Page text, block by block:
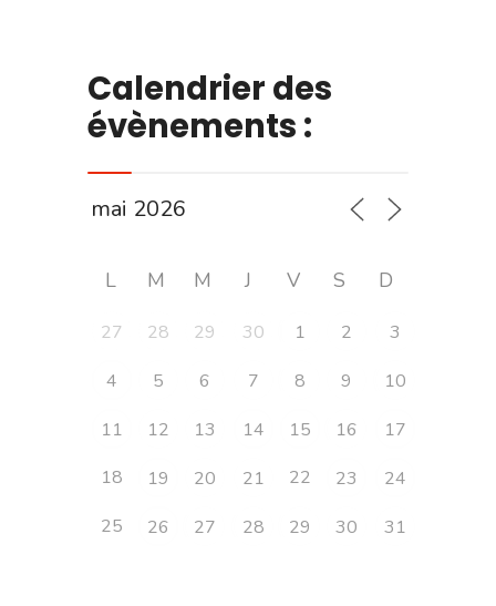
Calendrier des
évènements :
L M M J V S D
27 28 29 30 1 2
3
4
5 6 7 8 9
10
11
12 13 14 15 16
17
18
19 20 21 22 23
24
25
26 27 28 29 30 31